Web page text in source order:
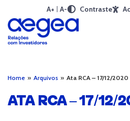
A+ A- Contraste
Home » Arquivos » Ata RCA – 17/12/2020
ATA RCA – 17/12/